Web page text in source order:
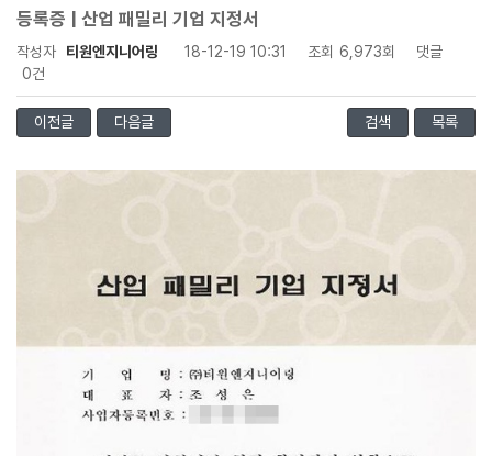
등록증 | 산업 패밀리 기업 지정서
작성자 티원엔지니어링 18-12-19 10:31 조회 6,973회
댓글
0건
이전글 다음글 검색 목록